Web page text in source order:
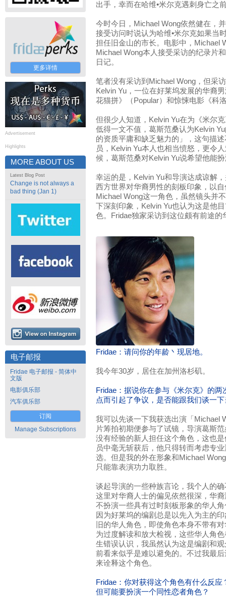
更多详情
Advertisement
Highlights
MORE ABOUT US
Latest Blog Post
Change is not always a
bad thing (Jan 1)
电子邮报
Fridae 电子邮报 - 简体中
文版
电影俱乐部
汽车俱乐部
订阅
Manage Subscriptions
出手，幸而在哈维•米尔克遇刺身亡之
今时今日，Michael Wong依然健在，
接受访问时说认为哈维•米尔克如果当
担任旧金山的市长。电影中，Michael
Michael Wong本人接受采访的纪录片
日记。
笔者没有采访到Michael Wong，但采
Kelvin Yu，一位在好莱坞发展的华裔
花猫拼》（Popular）和惊悚电影《科
但很少人知道，Kelvin Yu在为《米尔
低得一文不值，葛斯范桑认为Kelvin
的资质平庸和缺乏魅力的」，这句描
员，Kelvin Yu本人也相当愤怒，更令
候，葛斯范桑对Kelvin Yu说希望他能
幸运的是，Kelvin Yu和导演达成谅解
西方世界对华裔男性的刻板印象，以
Michael Wong这一角色，虽然镜头并
下深刻印象，Kelvin Yu也认为这是他
色。Fridae独家采访到这位颇有前途的
Fridae：请问你的年龄丶现居地。
我今年30岁，居住在加州洛杉矶。
Fridae：据说你在参与《米尔克》的
点而引起了争议，是否能跟我们谈一
我可以先谈一下我获选出演「Michael
片筹拍初期便参与了试镜，导演葛斯
没有经验的新人担任这个角色，这也
员中毫无斩获后，他只得转而考虑专
选。但是我的外在形象和Michael
只能靠表演功力取胜。
谈起导演的一些种族言论，我个人的
这里对华裔人士的偏见依然很深，华
不扮演一些具有过时刻板形象的华人
因为好莱坞的编剧总是以先入为主的
旧的华人角色，即使角色本身不带有
为过度解读和放大检视，这些华人角
生错误认识，我虽然认为这是编剧和
前看来似乎是难以避免的。不过我最
来诠释这个角色。
Fridae：你对获得这个角色有什么反
但可能要扮演一个同性恋者角色？